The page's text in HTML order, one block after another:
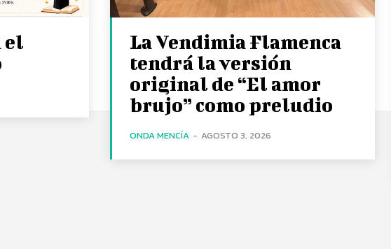
el
La Vendimia Flamenca
tendrá la versión
original de “El amor
brujo” como preludio
ONDA MENCÍA - AGOSTO 3, 2026